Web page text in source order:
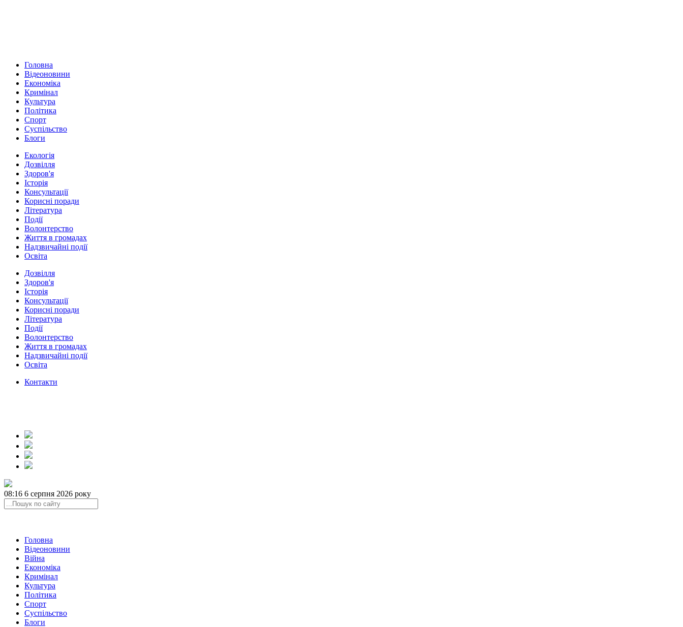
Головна
Відеоновини
Економіка
Кримінал
Культура
Політика
Спорт
Суспільство
Блоги
Екологія
Дозвілля
Здоров'я
Історія
Консультації
Корисні поради
Література
Події
Волонтерство
Життя в громадах
Надзвичайні події
Освіта
Дозвілля
Здоров'я
Історія
Консультації
Корисні поради
Література
Події
Волонтерство
Життя в громадах
Надзвичайні події
Освіта
Контакти
08:16 6 серпня 2026 року
Головна
Відеоновини
Війна
Економіка
Кримінал
Культура
Політика
Спорт
Суспільство
Блоги